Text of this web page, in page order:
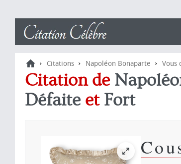
› Citations › Napoléon Bonaparte › Vous
Citation de
Défaite et Fort